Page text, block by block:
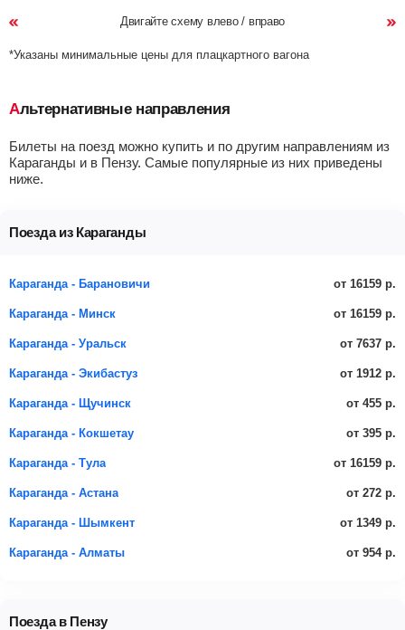
Двигайте схему влево / вправо
*Указаны минимальные цены для плацкартного вагона
Альтернативные направления
Билеты на поезд можно купить и по другим направлениям из
Караганды и в Пензу. Самые популярные из них приведены
ниже.
Поезда из Караганды
Караганда - Барановичи от 16159 р.
Караганда - Минск от 16159 р.
Караганда - Уральск от 7637 р.
Караганда - Экибастуз от 1912 р.
Караганда - Щучинск от 455 р.
Караганда - Кокшетау от 395 р.
Караганда - Тула от 16159 р.
Караганда - Астана от 272 р.
Караганда - Шымкент от 1349 р.
Караганда - Алматы от 954 р.
Поезда в Пензу